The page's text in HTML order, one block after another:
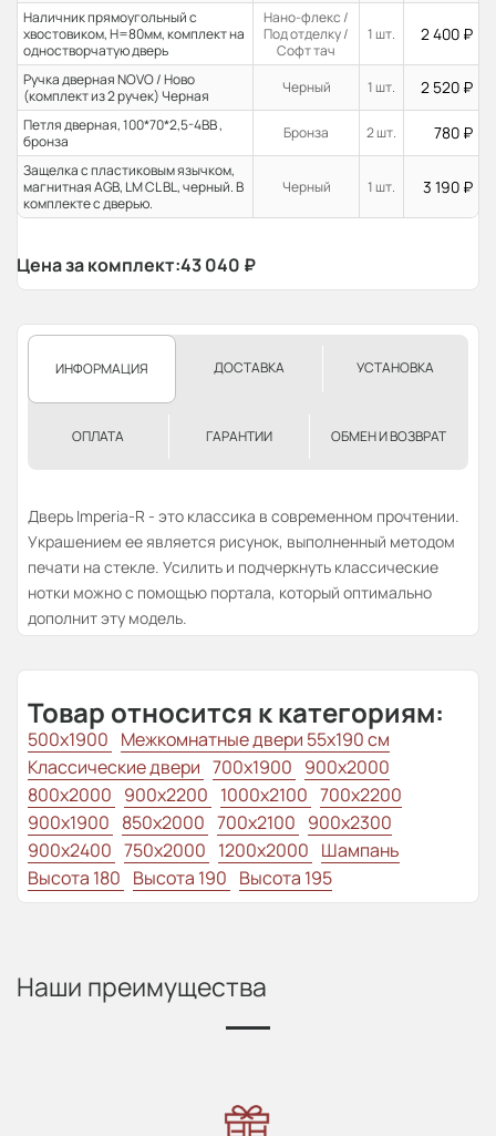
Наличник прямоугольный с
хвостовиком, H=80мм, комплект на
одностворчатую дверь
Нано-флекс /
Под отделку /
Софт тач
1 шт. 2 400 ₽
Ручка дверная NOVO / Ново
(комплект из 2 ручек) Черная
Черный 1 шт. 2 520 ₽
Петля дверная, 100*70*2,5-4ВВ ,
бронза
Бронза 2 шт. 780 ₽
Защелка с пластиковым язычком,
магнитная AGB, LM CL BL, черный. В
комплекте с дверью.
Черный 1 шт. 3 190 ₽
Цена за комплект:43 040 ₽
ИНФОРМАЦИЯ ДОСТАВКА УСТАНОВКА
ОПЛАТА ГАРАНТИИ ОБМЕН И ВОЗВРАТ
Дверь Imperia-R - это классика в современном прочтении.
Украшением ее является рисунок, выполненный методом
печати на стекле. Усилить и подчеркнуть классические
нотки можно с помощью портала, который оптимально
дополнит эту модель.
Товар относится к категориям:
500x1900 Межкомнатные двери 55х190 см
Классические двери 700x1900 900x2000
800x2000 900x2200 1000x2100 700x2200
900x1900 850x2000 700x2100 900x2300
900x2400 750x2000 1200x2000 Шампань
Высота 180 Высота 190 Высота 195
Наши преимущества